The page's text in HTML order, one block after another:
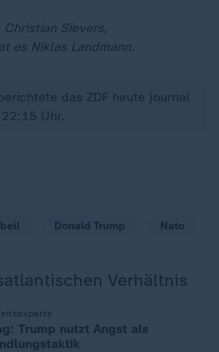
Sievers,
es Niklas Landmann.
das ZDF heute journal
Uhr.
Donald Trump Nato
Verhältnis
Trump nutzt Angst als